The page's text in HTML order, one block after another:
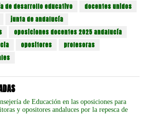
de desarrollo educativo
docentes unidos
junta de andalucía
oposiciones docentes 2025 andalucía
opositores
profesoras
de Educación en las oposiciones para
y opositores andaluces por la repesca de